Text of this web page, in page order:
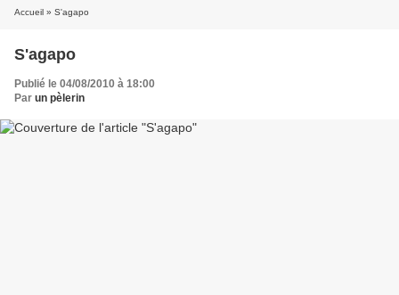
Accueil » S'agapo
S'agapo
Publié le 04/08/2010 à 18:00
Par un pèlerin